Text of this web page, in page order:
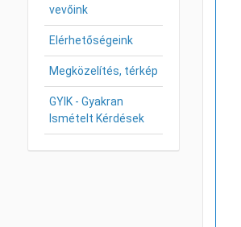
vevőink
Elérhetőségeink
Megközelítés, térkép
GYIK - Gyakran
Ismételt Kérdések